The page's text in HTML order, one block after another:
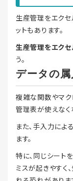
生産管理をエクセ
ットもあります。
生産管理をエクセ
う。
データの
複雑な関数やマク
管理表が使えなく
また、手入力によ
ます。
特に、同じシート
ミスが起きやすく